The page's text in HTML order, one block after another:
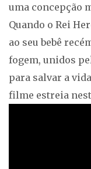
uma concepção
Quando o Rei
ao seu bebê
fogem, unidos
para salvar a
filme estreia